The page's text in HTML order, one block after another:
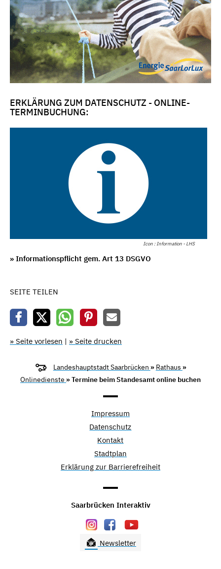
ERKLÄRUNG ZUM DATENSCHUTZ - ONLINE-
TERMINBUCHUNG:
Icon : Information - LHS
» Informationspflicht gem. Art 13 DSGVO
SEITE TEILEN
» Seite vorlesen | » Seite drucken
Landeshauptstadt Saarbrücken » Rathaus »
Onlinedienste » Termine beim Standesamt online buchen
Impressum
Datenschutz
Kontakt
Stadtplan
Erklärung zur Barrierefreiheit
Saarbrücken Interaktiv
Newsletter